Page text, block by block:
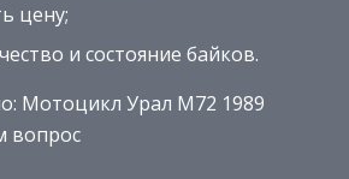
цену;
и состояние байков.
Мотоцикл Урал М72 1989
вопрос